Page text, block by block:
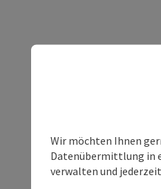
Wir möchten Ihnen
Datenübermittlung in
verwalten und